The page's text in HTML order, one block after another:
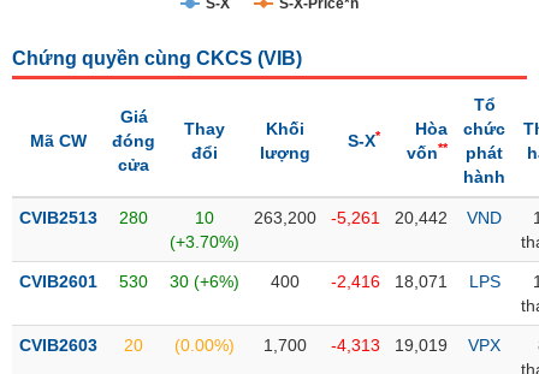
thái
thị
Niêm
Niêm
S-X S-X-Price*n
Chứng quyền cùng CKCS (VIB)
Mã CW
Giá
đóng
cửa
Thay
đổi
Khối
lượng
S-X*
Hòa
vốn**
Tổ
chức
phát
hành
CVIB2513 280
10
(+3.70%)
263,200 -5,261 20,442 VND
CVIB2601 530 30 (+6%) 400 -2,416 18,071 LPS
CVIB2603 20 (0.00%) 1,700 -4,313 19,019 VPX
NGÀNH
NGHIỆP
PHIẾU